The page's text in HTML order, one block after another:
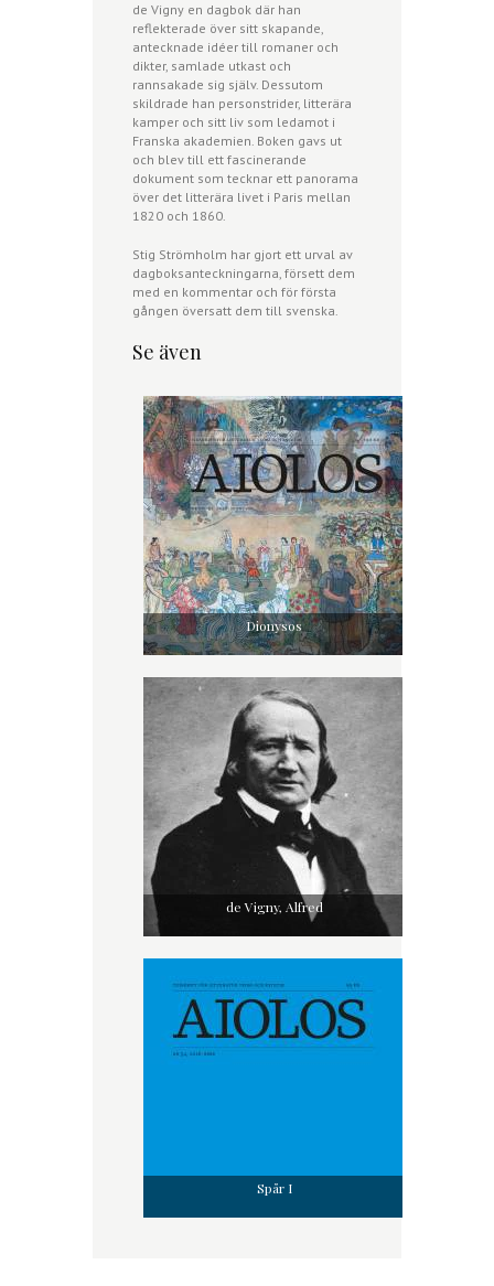
de Vigny en dagbok där han
reflekterade över sitt skapande,
antecknade idéer till romaner och
dikter, samlade utkast och
rannsakade sig själv. Dessutom
skildrade han personstrider, litterära
kamper och sitt liv som ledamot i
Franska akademien. Boken gavs ut
och blev till ett fascinerande
dokument som tecknar ett panorama
över det litterära livet i Paris mellan
1820 och 1860.
Stig Strömholm har gjort ett urval av
dagboksanteckningarna, försett dem
med en kommentar och för första
gången översatt dem till svenska.
Se även
Dionysos
de Vigny, Alfred
Spår I